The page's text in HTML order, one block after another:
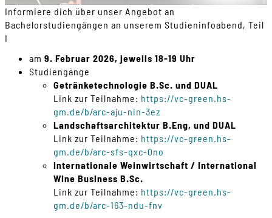
Informiere dich über unser Angebot an
Bachelorstudiengängen an unserem Studieninfoabend, Teil
I
am 9. Februar 2026, jeweils 18-19 Uhr
Studiengänge
Getränketechnologie B.Sc. und DUAL
Link zur Teilnahme: https://vc-green.hs-
gm.de/b/arc-aju-nin-3ez
Landschaftsarchitektur B.Eng, und DUAL
Link zur Teilnahme: https://vc-green.hs-
gm.de/b/arc-sfs-qxc-0no
Internationale Weinwirtschaft / International
Wine Business B.Sc.
Link zur Teilnahme: https://vc-green.hs-
gm.de/b/arc-163-ndu-fnv